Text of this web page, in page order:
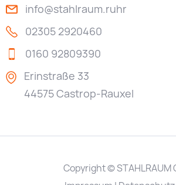
info@stahlraum.ruhr
02305 2920460
0160 92809390
Erinstraße 33
44575 Castrop-Rauxel
Copyright © STAHLRAUM